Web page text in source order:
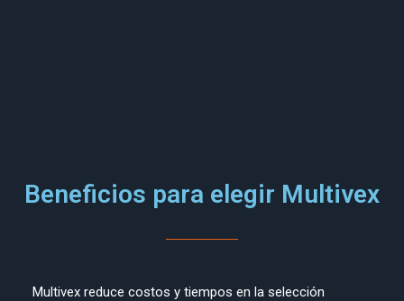
Beneficios para elegir Multivex
Multivex reduce costos y tiempos en la selección